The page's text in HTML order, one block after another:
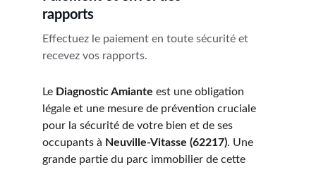
rapports
Effectuez le paiement en toute sécurité et
recevez vos rapports.
Le Diagnostic Amiante est une obligation
légale et une mesure de prévention cruciale
pour la sécurité de votre bien et de ses
occupants à Neuville-Vitasse (62217). Une
grande partie du parc immobilier de cette